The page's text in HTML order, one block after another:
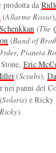
prodotta da
(Allarme Rosso
(The
(Band of
Pianeta
Eric
(Scrubs),
nei panni del
Solaris) e Ricky
).